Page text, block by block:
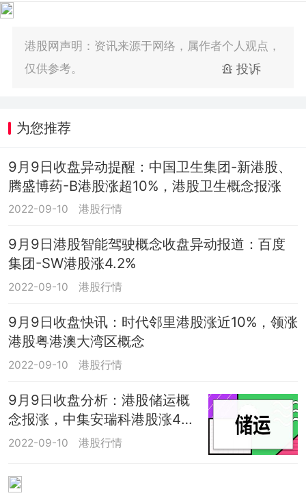
港股网声明：资讯来源于网络，属作者个人观点，
仅供参考。
投诉
为您推荐
9月9日收盘异动提醒：中国卫生集团-新港股、
腾盛博药-B港股涨超10%，港股卫生概念报涨
2022-09-10 港股行情
9月9日港股智能驾驶概念收盘异动报道：百度
集团-SW港股涨4.2%
2022-09-10 港股行情
9月9日收盘快讯：时代邻里港股涨近10%，领涨
港股粤港澳大湾区概念
2022-09-10 港股行情
9月9日收盘分析：港股储运概
念报涨，中集安瑞科港股涨4.
2%
2022-09-10 港股行情